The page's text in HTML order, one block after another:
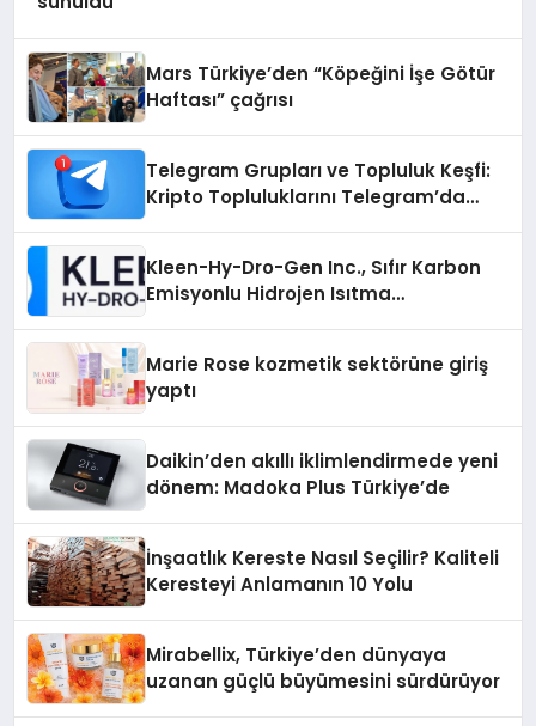
Mars Türkiye’den “Köpeğini İşe Götür
Haftası” çağrısı
Telegram Grupları ve Topluluk Keşfi:
Kripto Topluluklarını Telegram’da
Kleen-Hy-Dro-Gen Inc., Sıfır Karbon
Emisyonlu Hidrojen Isıtma
Marie Rose kozmetik sektörüne giriş
yaptı
Daikin’den akıllı iklimlendirmede yeni
dönem: Madoka Plus Türkiye’de
İnşaatlık Kereste Nasıl Seçilir? Kaliteli
Keresteyi Anlamanın 10 Yolu
Mirabellix, Türkiye’den dünyaya
uzanan güçlü büyümesini sürdürüyor